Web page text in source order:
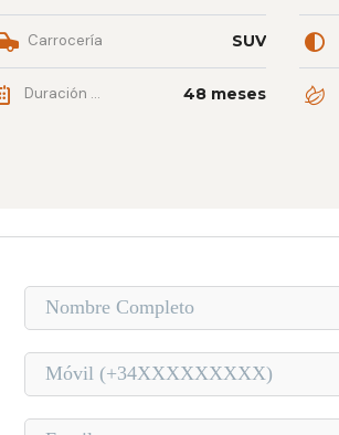
Carrocería SUV
Duración contrato 48 meses